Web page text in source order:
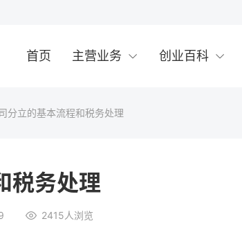
首页 主营业务 创业百科
分立的基本流程和税务处理
税务处理
2415 人浏览